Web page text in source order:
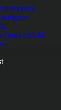
Gembs LLM